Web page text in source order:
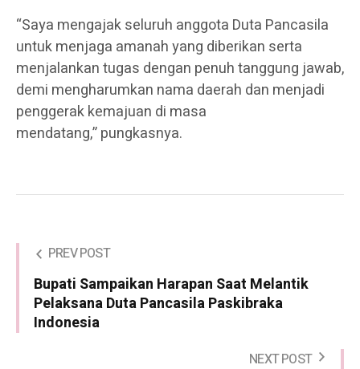
“Saya mengajak seluruh anggota Duta Pancasila
untuk menjaga amanah yang diberikan serta
menjalankan tugas dengan penuh tanggung jawab,
demi mengharumkan nama daerah dan menjadi
penggerak kemajuan di masa
mendatang,” pungkasnya.
PREV POST
Bupati Sampaikan Harapan Saat Melantik
Pelaksana Duta Pancasila Paskibraka
Indonesia
NEXT POST